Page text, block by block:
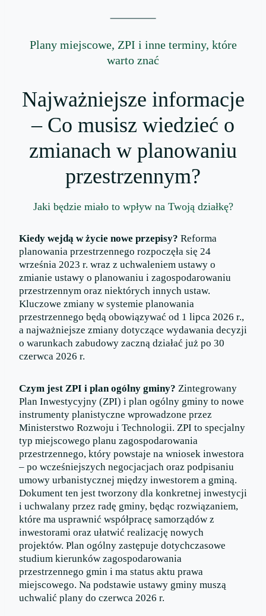
Plany miejscowe, ZPI i inne terminy, które
warto znać
Najważniejsze informacje
– Co musisz wiedzieć o
zmianach w planowaniu
przestrzennym?
Jaki będzie miało to wpływ na Twoją działkę?
Kiedy wejdą w życie nowe przepisy? Reforma
planowania przestrzennego rozpoczęła się 24
września 2023 r. wraz z uchwaleniem ustawy o
zmianie ustawy o planowaniu i zagospodarowaniu
przestrzennym oraz niektórych innych ustaw.
Kluczowe zmiany w systemie planowania
przestrzennego będą obowiązywać od 1 lipca 2026 r.,
a najważniejsze zmiany dotyczące wydawania decyzji
o warunkach zabudowy zaczną działać już po 30
czerwca 2026 r.
Czym jest ZPI i plan ogólny gminy? Zintegrowany
Plan Inwestycyjny (ZPI) i plan ogólny gminy to nowe
instrumenty planistyczne wprowadzone przez
Ministerstwo Rozwoju i Technologii. ZPI to specjalny
typ miejscowego planu zagospodarowania
przestrzennego, który powstaje na wniosek inwestora
– po wcześniejszych negocjacjach oraz podpisaniu
umowy urbanistycznej między inwestorem a gminą.
Dokument ten jest tworzony dla konkretnej inwestycji
i uchwalany przez radę gminy, będąc rozwiązaniem,
które ma usprawnić współpracę samorządów z
inwestorami oraz ułatwić realizację nowych
projektów. Plan ogólny zastępuje dotychczasowe
studium kierunków zagospodarowania
przestrzennego gmin i ma status aktu prawa
miejscowego. Na podstawie ustawy gminy muszą
uchwalić plany do czerwca 2026 r.